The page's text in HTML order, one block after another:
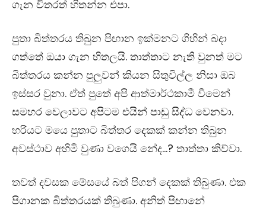
ගැන විතරත් හිතන්න එපා.
පුතා බිත්තරය තිබුන පිඟාන ඉක්මනට ගිහින් බදා
ගත්තේ ඔයා ගැන හිතලයි. තාත්තාට නැති වුනත් මට
බිත්තරය කන්න පුලුවන් කියන සිතුවිල්ල නිසා ඔබ
ඉස්සර වුනා. ඒත් පුතේ අපි ආත්මාර්ථකාමී වීමෙන්
සමහර වෙලාවට අපිටම එයින් පාඩු සිද්ධ වෙනවා.
හරියට මයෙ පුතාට බිත්තර දෙකක් කන්න තිබුන
අවස්ථාව අහිමි වුණා වගෙයි නේද…? තාත්තා කිව්වා.
තවත් දවසක මේසයේ බත් පිගන් දෙකක් තිබුණා. එක
පිගානක බිත්තරයක් තිබුණා. අනිත් පිඟානේ